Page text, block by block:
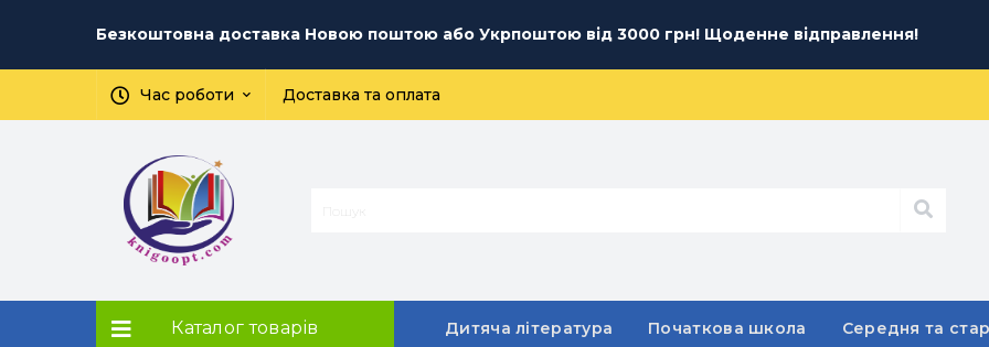
Безкоштовна доставка Новою поштою або Укрпоштою від 3000 грн! Щоденне відправлення!
Час роботи Доставка та оплата
Каталог товарів Дитяча література Початкова школа Середня та